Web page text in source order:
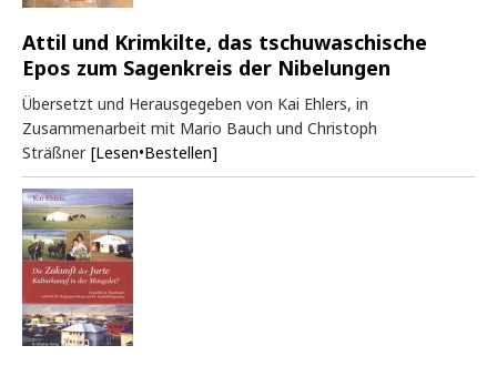
Attil und Krimkilte, das tschuwaschische
Epos zum Sagenkreis der Nibelungen
Übersetzt und Herausgegeben von Kai Ehlers, in
Zusammenarbeit mit Mario Bauch und Christoph
Sträßner [Lesen•Bestellen]